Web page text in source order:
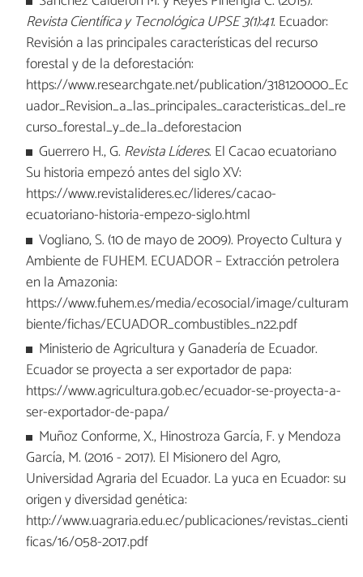
Revista Científica y Tecnológica UPSE 3(1):41. Ecuador:
Revisión a las principales características del recurso
forestal y de la deforestación:
https://www.researchgate.net/publication/318120000_Ec
uador_Revision_a_las_principales_caracteristicas_del_re
curso_forestal_y_de_la_deforestacion
Guerrero H., G. Revista Líderes. El Cacao ecuatoriano
Su historia empezó antes del siglo XV:
https://www.revistalideres.ec/lideres/cacao-
ecuatoriano-historia-empezo-siglo.html
Vogliano, S. (10 de mayo de 2009). Proyecto Cultura y
Ambiente de FUHEM. ECUADOR – Extracción petrolera
en la Amazonia:
https://www.fuhem.es/media/ecosocial/image/culturam
biente/fichas/ECUADOR_combustibles_n22.pdf
Ministerio de Agricultura y Ganadería de Ecuador.
Ecuador se proyecta a ser exportador de papa:
https://www.agricultura.gob.ec/ecuador-se-proyecta-a-
ser-exportador-de-papa/
Muñoz Conforme, X., Hinostroza García, F. y Mendoza
García, M. (2016 - 2017). El Misionero del Agro,
Universidad Agraria del Ecuador. La yuca en Ecuador: su
origen y diversidad genética:
http://www.uagraria.edu.ec/publicaciones/revistas_cienti
ficas/16/058-2017.pdf